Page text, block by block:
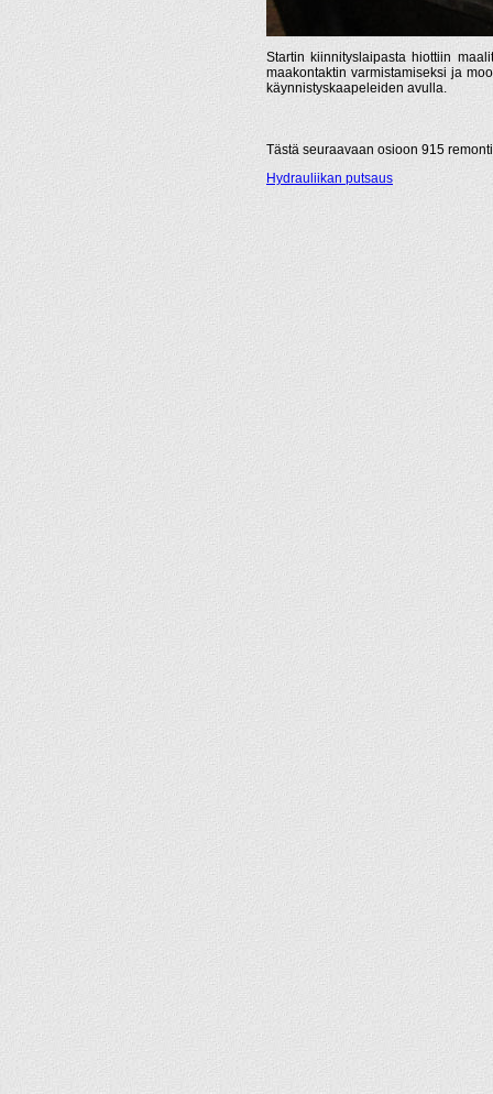
Startin kiinnityslaipasta hiottiin
maakontaktin varmistamiseksi ja
käynnistyskaapeleiden avulla.
Tästä seuraavaan osioon 915
Hydrauliikan putsaus